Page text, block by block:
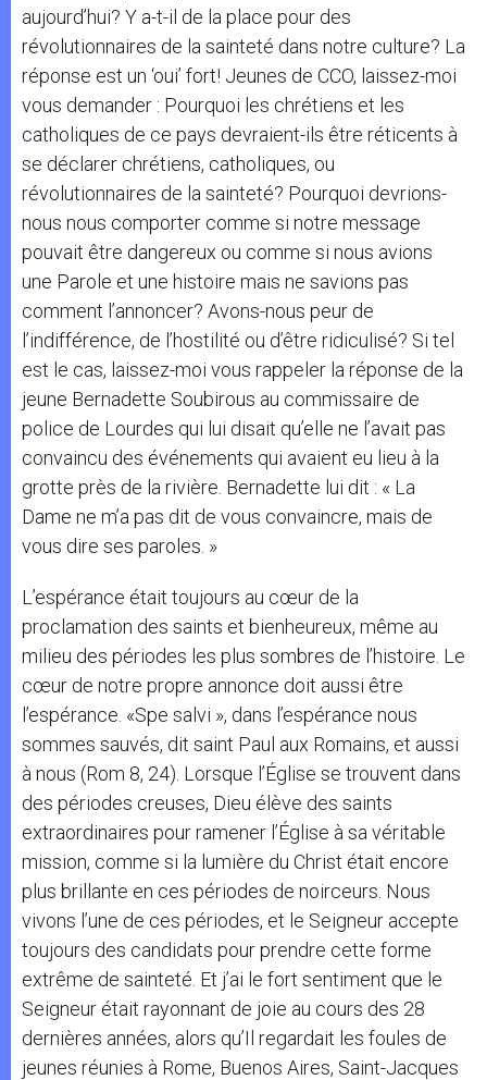
aujourd’hui? Y a-t-il de la place pour des
révolutionnaires de la sainteté dans notre culture? La
réponse est un ‘oui’ fort! Jeunes de CCO, laissez-moi
vous demander : Pourquoi les chrétiens et les
catholiques de ce pays devraient-ils être réticents à
se déclarer chrétiens, catholiques, ou
révolutionnaires de la sainteté? Pourquoi devrions-
nous nous comporter comme si notre message
pouvait être dangereux ou comme si nous avions
une Parole et une histoire mais ne savions pas
comment l’annoncer? Avons-nous peur de
l’indifférence, de l’hostilité ou d’être ridiculisé? Si tel
est le cas, laissez-moi vous rappeler la réponse de la
jeune Bernadette Soubirous au commissaire de
police de Lourdes qui lui disait qu’elle ne l’avait pas
convaincu des événements qui avaient eu lieu à la
grotte près de la rivière. Bernadette lui dit : « La
Dame ne m’a pas dit de vous convaincre, mais de
vous dire ses paroles. »
L’espérance était toujours au cœur de la
proclamation des saints et bienheureux, même au
milieu des périodes les plus sombres de l’histoire. Le
cœur de notre propre annonce doit aussi être
l’espérance. «Spe salvi », dans l’espérance nous
sommes sauvés, dit saint Paul aux Romains, et aussi
à nous (Rom 8, 24). Lorsque l’Église se trouvent dans
des périodes creuses, Dieu élève des saints
extraordinaires pour ramener l’Église à sa véritable
mission, comme si la lumière du Christ était encore
plus brillante en ces périodes de noirceurs. Nous
vivons l’une de ces périodes, et le Seigneur accepte
toujours des candidats pour prendre cette forme
extrême de sainteté. Et j’ai le fort sentiment que le
Seigneur était rayonnant de joie au cours des 28
dernières années, alors qu’Il regardait les foules de
jeunes réunies à Rome, Buenos Aires, Saint-Jacques